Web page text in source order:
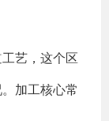
艺，这个区
加工核心常